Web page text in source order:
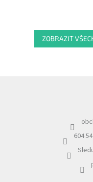
ZOBRAZIT
604